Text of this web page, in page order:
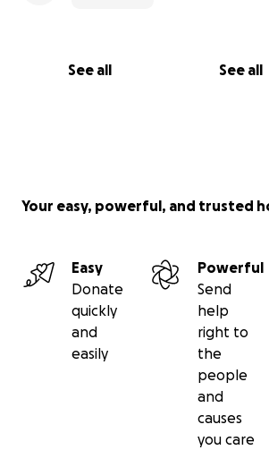
See all See all
Your easy, powerful, and trusted
Easy
Donate
quickly
and
easily
Powerful
Send
help
right to
the
people
and
causes
you care